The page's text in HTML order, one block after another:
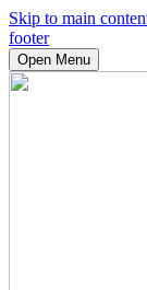
Skip to main
footer
Open Menu